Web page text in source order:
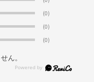
(0)
(0)
(0)
ん。